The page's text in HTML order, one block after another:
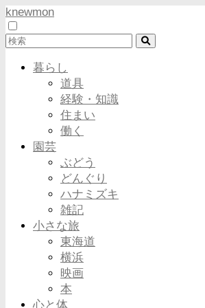
knewmon
暮らし
道具
経験・知識
住まい
働く
園芸
ぶどう
どんぐり
ハナミズキ
雑記
小さな旅
東海道
横浜
映画
本
心と体